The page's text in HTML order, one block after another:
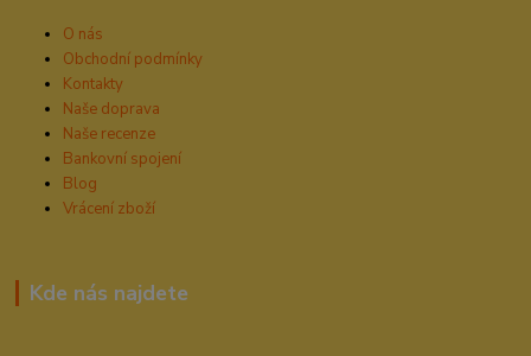
O nás
Obchodní podmínky
Kontakty
Naše doprava
Naše recenze
Bankovní spojení
Blog
Vrácení zboží
Kde nás najdete